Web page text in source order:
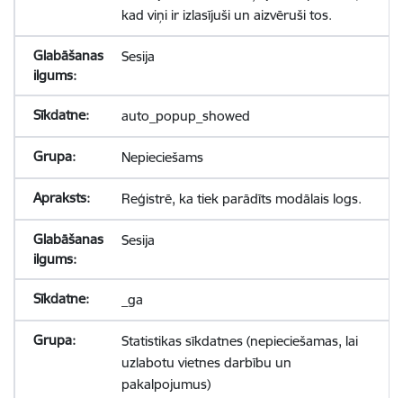
kad viņi ir izlasījuši un aizvēruši tos.
Sesija
auto_popup_showed
Nepieciešams
Reģistrē, ka tiek parādīts modālais logs.
Sesija
_ga
Statistikas sīkdatnes (nepieciešamas, lai
uzlabotu vietnes darbību un
pakalpojumus)